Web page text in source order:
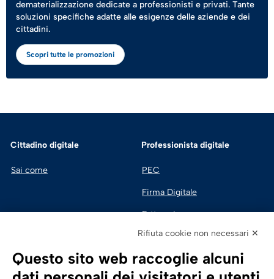
dematerializzazione dedicate a professionisti e privati. Tante
soluzioni specifiche adatte alle esigenze delle aziende e dei
cittadini.
Scopri tutte le promozioni
Cittadino digitale
Sai come
Professionista digitale
PEC
Firma Digitale
Fatturazione
Sicurezza Digitale
Rifiuta cookie non necessari ✕
Questo sito web raccoglie alcuni